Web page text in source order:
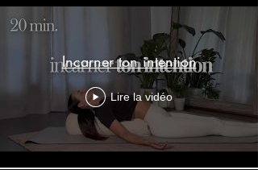
Incarner ton intention
Lire la vidéo